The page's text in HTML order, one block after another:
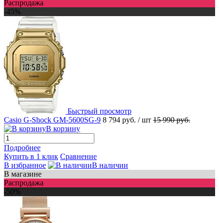
Распродажа
-45%
Быстрый просмотр
Casio G-Shock GM-5600SG-9 8 794 руб. / шт 15 990 руб.
В корзину
Подробнее
Купить в 1 клик Сравнение
В избранное
В наличии
В магазине
Распродажа
-50%